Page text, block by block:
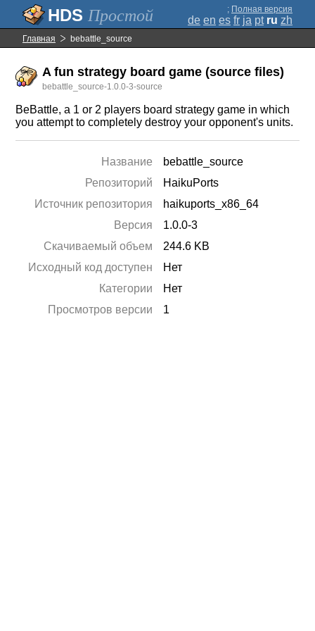
Простой ; Полная версия
de en es fr ja pt ru zh
Главная bebattle_source
A fun strategy board game (source files)
bebattle_source-1.0.0-3-source
BeBattle, a 1 or 2 players board strategy game in which
you attempt to completely destroy your opponent's units.
Название
bebattle_source
Репозиторий
HaikuPorts
Источник репозитория
haikuports_x86_64
Версия
1.0.0-3
Скачиваемый объем
244.6 KB
Исходный код доступен
Нет
Категории
Нет
Просмотров версии
1